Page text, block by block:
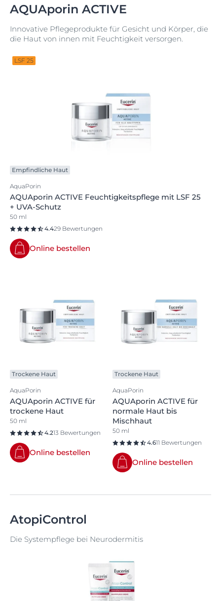
AQUAporin ACTIVE
Innovative Pflegeprodukte für Gesicht und Körper, die
die Haut von innen mit Feuchtigkeit versorgen.
LSF 25
Empfindliche Haut
AquaPorin
AQUAporin ACTIVE Feuchtigkeitspflege mit LSF 25
+ UVA-Schutz
50 ml
4.429 Bewertungen
Online bestellen
Trockene Haut
AquaPorin
AQUAporin ACTIVE für
trockene Haut
50 ml
4.213 Bewertungen
Online bestellen
Trockene Haut
AquaPorin
AQUAporin ACTIVE für
normale Haut bis
Mischhaut
50 ml
4.611 Bewertungen
Online bestellen
AtopiControl
Die Systempflege bei Neurodermitis